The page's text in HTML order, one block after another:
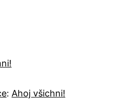
: Ahoj všichni!